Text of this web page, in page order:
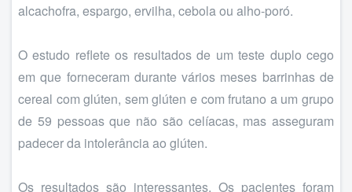
alcachofra, espargo, ervilha, cebola ou alho-poró.
O estudo reflete os resultados de um teste duplo cego
em que forneceram durante vários meses barrinhas de
cereal com glúten, sem glúten e com frutano a um grupo
de 59 pessoas que não são celíacas, mas asseguram
padecer da intolerância ao glúten.
Os resultados são interessantes. Os pacientes foram